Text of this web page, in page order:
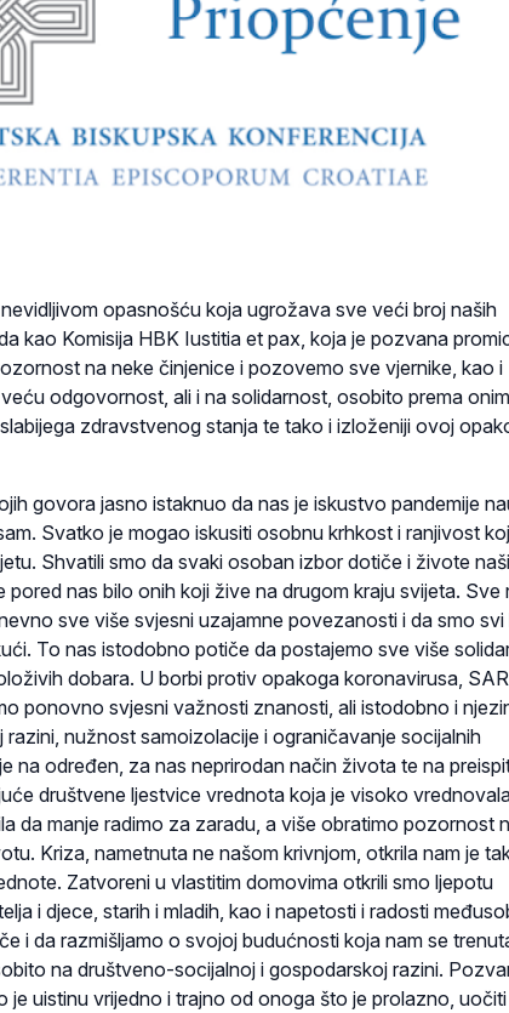
opasnošću koja ugrožava sve veći broj naših
kao Komisija HBK Iustitia et pax, koja je pozvana
na neke činjenice i pozovemo sve vjernike, kao i
odgovornost, ali i na solidarnost, osobito prema
zdravstvenog stanja te tako i izloženiji ovoj
govora jasno istaknuo da nas je iskustvo pandemije
Svatko je mogao iskusiti osobnu krhkost i ranjivost
Shvatili smo da svaki osoban izbor dotiče i živote
pored nas bilo onih koji žive na drugom kraju svijeta. Sve
sve više svjesni uzajamne povezanosti i da smo svi
To nas istodobno potiče da postajemo sve više
dobara. U borbi protiv opakoga koronavirusa,
ponovno svjesni važnosti znanosti, ali istodobno i
nužnost samoizolacije i ograničavanje socijalnih
na određen, za nas neprirodan način života te na
društvene ljestvice vrednota koja je visoko
da manje radimo za zaradu, a više obratimo pozornost
Kriza, nametnuta ne našom krivnjom, otkrila nam je
Zatvoreni u vlastitim domovima otkrili smo ljepotu
i djece, starih i mladih, kao i napetosti i radosti
i da razmišljamo o svojoj budućnosti koja nam se
na društveno-socijalnoj i gospodarskoj razini.
je uistinu vrijedno i trajno od onoga što je prolazno,